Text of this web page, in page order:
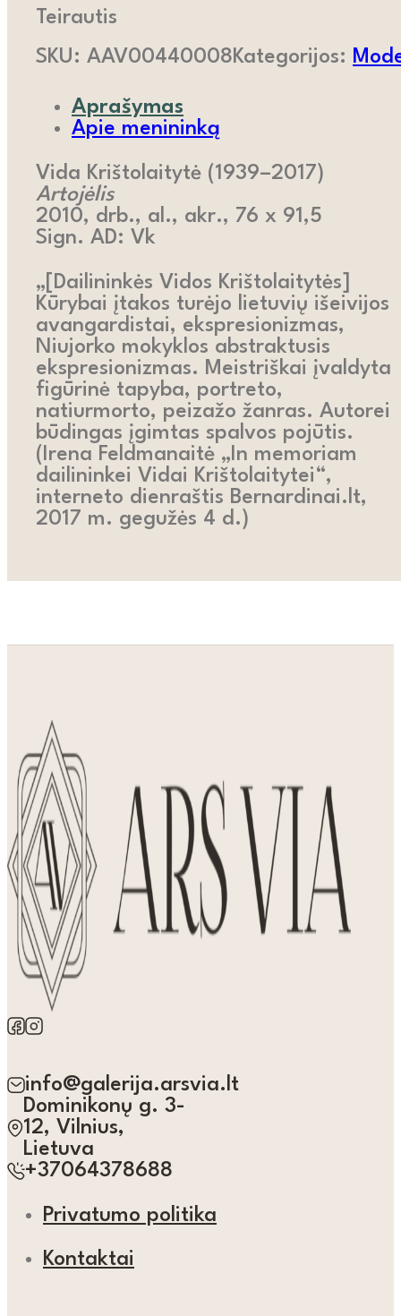
Teirautis
SKU: AAV00440008Kategorijos:
Aprašymas
Apie menininką
Vida Krištolaitytė (1939–2017)
Artojėlis
2010, drb., al., akr., 76 x 91,5
Sign. AD: Vk
„[Dailininkės Vidos Krištolaitytės]
Kūrybai įtakos turėjo lietuvių išeivijos
avangardistai, ekspresionizmas,
Niujorko mokyklos abstraktusis
ekspresionizmas. Meistriškai įvaldyta
figūrinė tapyba, portreto,
natiurmorto, peizažo žanras. Autorei
būdingas įgimtas spalvos pojūtis.
(Irena Feldmanaitė „In memoriam
dailininkei Vidai Krištolaitytei“,
interneto dienraštis Bernardinai.lt,
2017 m. gegužės 4 d.)
info@galerija.arsvia.lt
Dominikonų g. 3-
12, Vilnius,
Lietuva
+37064378688
Privatumo politika
Kontaktai